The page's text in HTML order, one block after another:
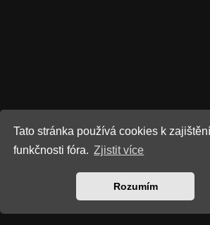
Tato stránka používá cookies k
funkčnosti fóra. Zjistit více
Rozumím